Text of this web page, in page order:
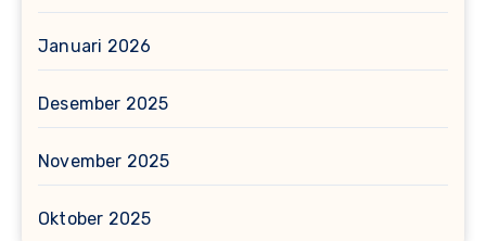
Januari 2026
Desember 2025
November 2025
Oktober 2025